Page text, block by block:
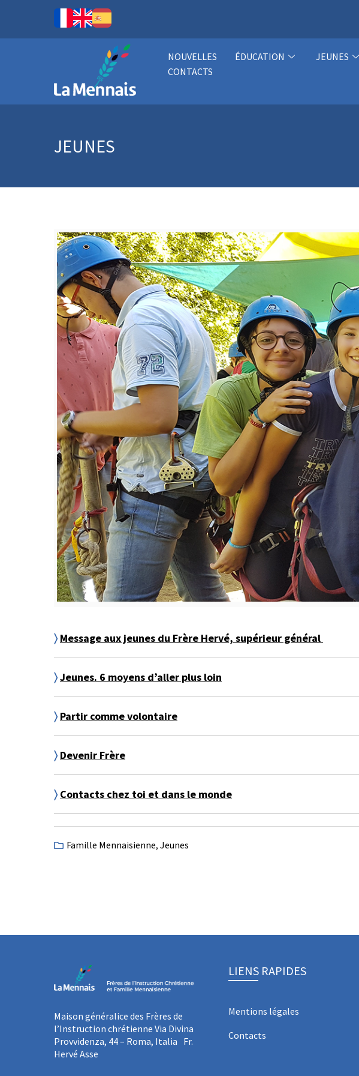
NOUVELLES ÉDUCATION JEUNES
CONTACTS
JEUNES
〉Message aux jeunes du Frère Hervé, supérieur général
〉Jeunes. 6 moyens d’aller plus loin
〉Partir comme volontaire
〉Devenir Frère
〉Contacts chez toi et dans le monde
Famille Mennaisienne, Jeunes
Maison généralice des Frères de
l’Instruction chrétienne Via Divina
Provvidenza, 44 – Roma, Italia Fr.
Hervé Asse
LIENS RAPIDES
Mentions légales
Contacts